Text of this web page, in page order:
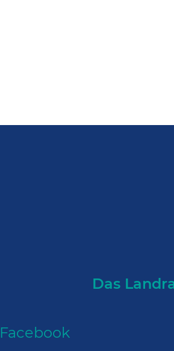
Das
Facebook